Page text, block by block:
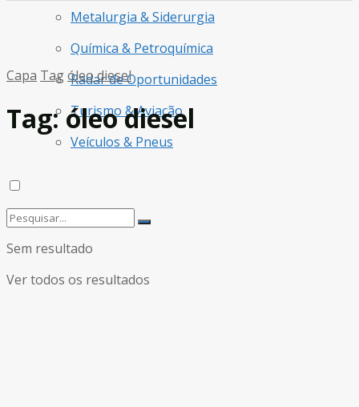
Metalurgia & Siderurgia
Química & Petroquímica
Radar de Oportunidades
Turismo & Aviação
Veículos & Pneus
Sem resultado
Ver todos os resultados
Capa Tagóleo diesel
Tag:óleo diesel